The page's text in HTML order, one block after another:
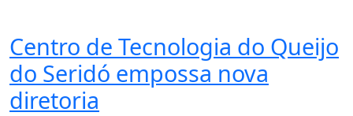
Centro de Tecnologia do Queijo
do Seridó empossa nova
diretoria